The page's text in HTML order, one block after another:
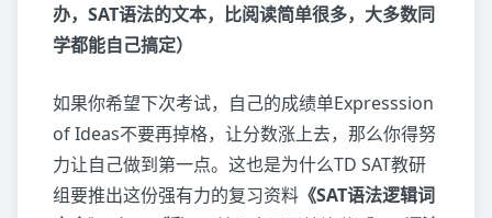
办，SAT语法的文本，比阅读简单很多，大多数同
学都能自己搞定）
如果你希望下次考试，自己的成绩单Expresssion
of Ideas不要再掉格，让分数涨上去，那么你得努
力让自己做到第一点。这也是为什么TD SAT教研
组要推出这份强有力的复习资料 《SAT语法逻辑词